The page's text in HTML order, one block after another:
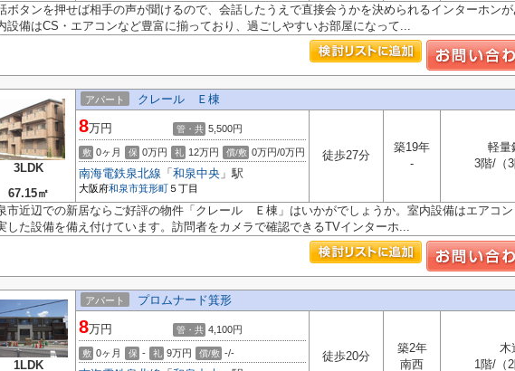
ボタンを押せば相手の声が聞けるので、会話したうえで直接会うかを決められるインターホンが
設備はCS・エアコンなど豊富に揃っており、過ごしやすいお部屋になって...
3LDK
67.15㎡
アパート クレール Ｅ棟
8万円 管・共 5,500円
敷 0ヶ月 保 0万円 礼 12万円 償/敷 0万円/0万円
南海電鉄泉北線 「 和泉中央 」駅
大阪府和泉市箕形町 ５丁目
徒歩27分
築19年
-
軽量
3階/（3
市近辺での新居ならご好評の物件「クレール Ｅ棟」はいかがでしょうか。室内設備はエアコ
した設備を備え付けています。訪問者をカメラで確認できるTVインターホ...
1LDK
アパート プロムナード箕形
8万円 管・共 4,100円
敷 0ヶ月 保 - 礼 9万円 償/敷 -/- 徒歩20分
築2年
南西
木
1階/（2